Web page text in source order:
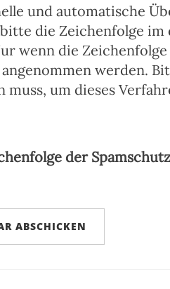
und automatische
die Zeichenfolge im
wenn die
werden.
um dieses
der